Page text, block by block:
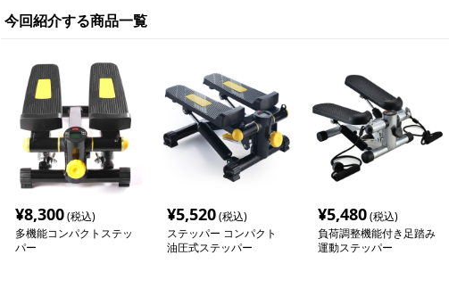
今回紹介する商品一覧
¥8,300(税込)
多機能コンパクトステッ
パー
¥5,520(税込)
ステッパー コンパクト
油圧式ステッパー
¥5,480(税込)
負荷調整機能付き足踏み
運動ステッパー